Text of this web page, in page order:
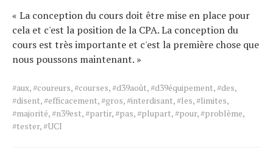
« La conception du cours doit être mise en place pour
cela et c'est la position de la CPA. La conception du
cours est très importante et c'est la première chose que
nous poussons maintenant. »
Tags
for
the
article.
#aux,#coureurs,#courses,#d39août,#d39équipement,#des,
#disent,#efficacement,#gros,#interdisant,#les,#limites,
#majorité,#n39est,#partir,#pas,#plupart,#pour,#problème,
#tester,#UCI